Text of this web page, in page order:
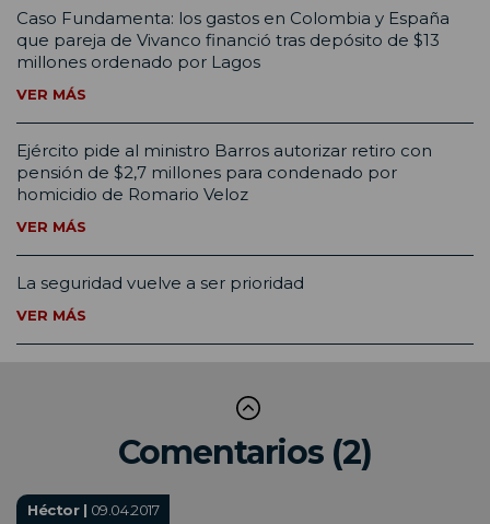
Caso Fundamenta: los gastos en Colombia y España
que pareja de Vivanco financió tras depósito de $13
millones ordenado por Lagos
VER MÁS
Ejército pide al ministro Barros autorizar retiro con
pensión de $2,7 millones para condenado por
homicidio de Romario Veloz
VER MÁS
La seguridad vuelve a ser prioridad
VER MÁS
Comentarios (2)
Héctor | 09.04.2017